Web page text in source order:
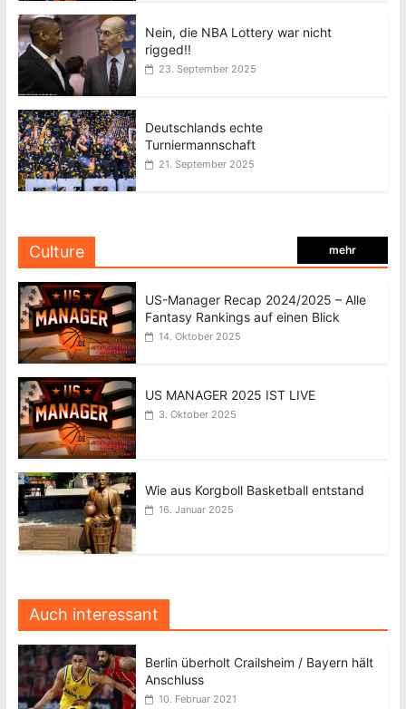
Nein, die NBA Lottery war nicht
rigged!!
23. September 2025
Deutschlands echte
Turniermannschaft
21. September 2025
Culture mehr
US-Manager Recap 2024/2025 – Alle
Fantasy Rankings auf einen Blick
14. Oktober 2025
US MANAGER 2025 IST LIVE
3. Oktober 2025
Wie aus Korgboll Basketball entstand
16. Januar 2025
Auch interessant
Berlin überholt Crailsheim / Bayern hält
Anschluss
10. Februar 2021